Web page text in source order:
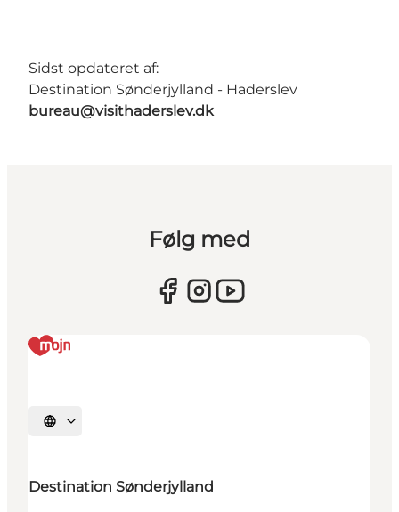
Sidst opdateret af:
Destination Sønderjylland - Haderslev
bureau@visithaderslev.dk
Følg med
Vælg sprog
Destination Sønderjylland